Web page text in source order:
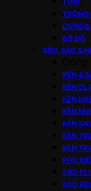
TRỐNG
CONGA
BỘ GÕ
KÈN, SÁO &
KÈN &
KÈN
KÈN
KÈN
KÈN
KÈN
KÈN
PHỤ
SÁO
SÁO